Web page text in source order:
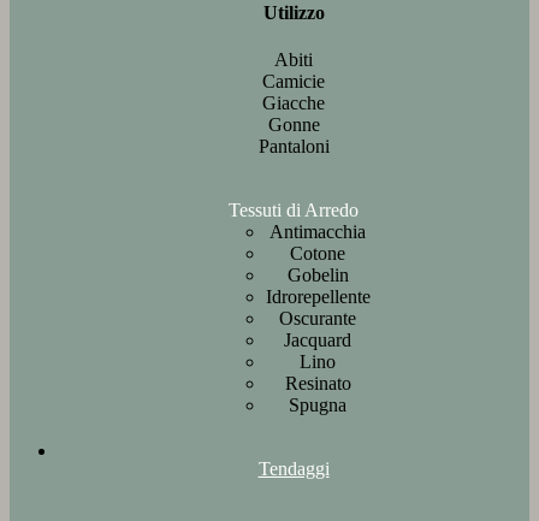
Utilizzo
Abiti
Camicie
Giacche
Gonne
Pantaloni
Tessuti di Arredo
Antimacchia
Cotone
Gobelin
Idrorepellente
Oscurante
Jacquard
Lino
Resinato
Spugna
Tendaggi